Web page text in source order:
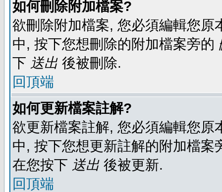
如何刪除附加檔案?
欲刪除附加檔案, 您必須編輯您
中, 按下您想刪除的附加檔案旁的
下 送出 後被刪除.
回頂端
如何更新檔案註解?
欲更新檔案註解, 您必須編輯您
中, 按下您想更新註解的附加檔案
在您按下 送出 後被更新.
回頂端